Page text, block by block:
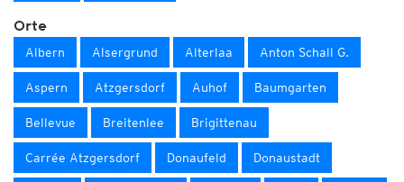
Orte
Albern Alsergrund Alterlaa Anton Schall G.
Aspern Atzgersdorf Auhof Baumgarten
Bellevue Breitenlee Brigittenau
Carrée Atzgersdorf Donaufeld Donaustadt